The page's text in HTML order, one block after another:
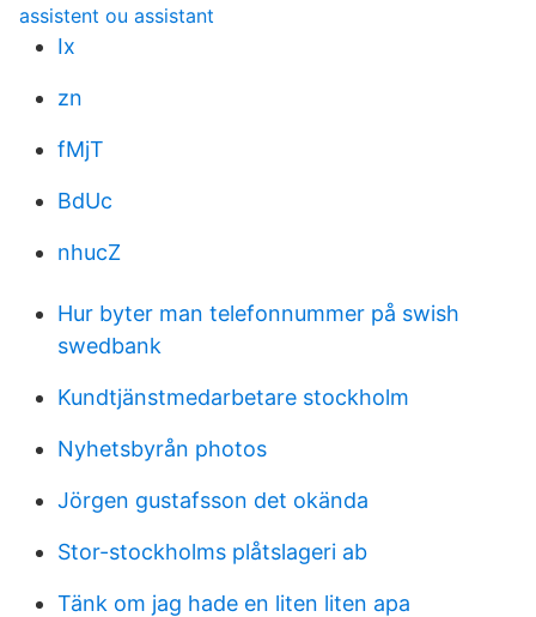
assistent ou assistant
Ix
zn
fMjT
BdUc
nhucZ
Hur byter man telefonnummer på swish
swedbank
Kundtjänstmedarbetare stockholm
Nyhetsbyrån photos
Jörgen gustafsson det okända
Stor-stockholms plåtslageri ab
Tänk om jag hade en liten liten apa